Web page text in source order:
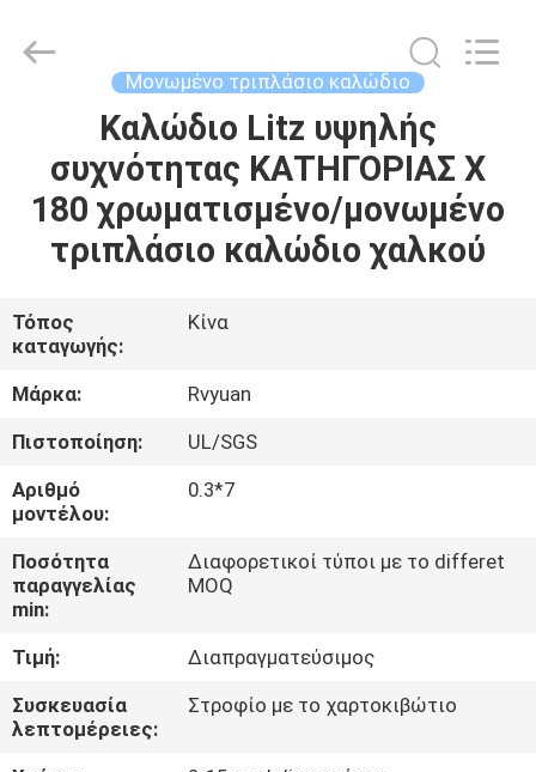
ΠΡΟΪΌΝΤΑ
ΒΊΝΤΕΟ
ΠΕΡΊΠΟΥ
ΕΜΕΊΣ
ΓΎΡΟΣ
ΕΡΓΟΣΤΑΣΊΩΝ
ΠΟΙΟΤΙΚΌΣ
ΜΑΣ
ΕΛΆΤΕ
Material
Co,.Ltd.
Μονωμένο τριπλάσιο καλώδιο
Καλώδιο Litz υψηλής
συχνότητας ΚΑΤΗΓΟΡΙΑΣ Χ
180 χρωματισμένο/μονωμένο
τριπλάσιο καλώδιο χαλκού
Τόπος
καταγωγής:
Κίνα
Μάρκα:
Rvyuan
Πιστοποίηση:
UL/SGS
Αριθμό
μοντέλου:
0.3*7
Ποσότητα
παραγγελίας
min:
Διαφορετικοί τύποι με το differet
MOQ
Τιμή:
Διαπραγματεύσιμος
Συσκευασία
λεπτομέρειες:
Στροφίο με το χαρτοκιβώτιο